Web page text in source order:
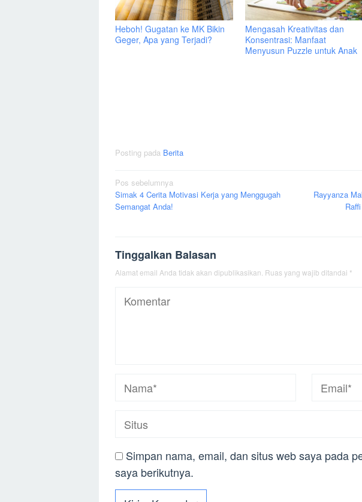
Heboh! Gugatan ke MK Bikin
Geger, Apa yang Terjadi?
Mengasah Kreativitas dan
Konsentrasi: Manfaat
Menyusun Puzzle untuk Anak
Posting pada Berita
Navigasi
pos
Pos sebelumnya
Simak 4 Cerita Motivasi Kerja yang Menggugah
Semangat Anda!
Rayyanza
Tinggalkan Balasan
Alamat email Anda tidak akan dipublikasikan. Ruas yang wajib ditandai *
Simpan nama, email, dan situs web saya pada
saya berikutnya.